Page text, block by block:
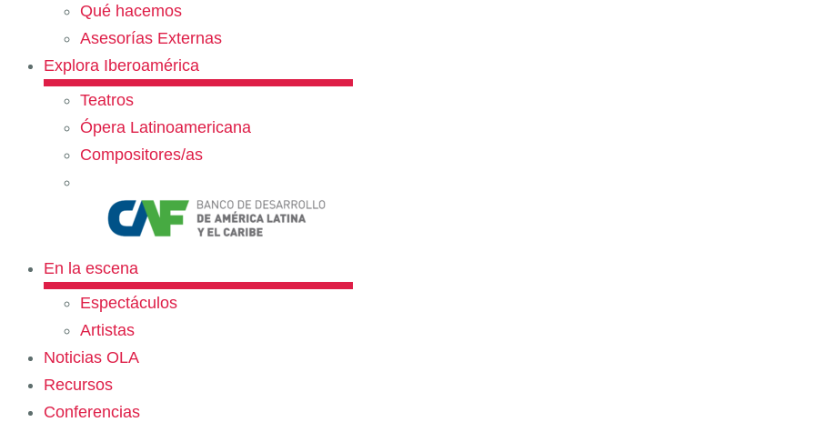
Qué hacemos
Asesorías Externas
Explora Iberoamérica
Teatros
Ópera Latinoamericana
Compositores/as
En la escena
Espectáculos
Artistas
Noticias OLA
Recursos
Conferencias